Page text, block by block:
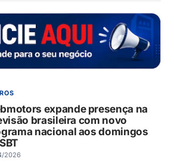
expande presença na
brasileira com novo
nacional aos domingos
2026